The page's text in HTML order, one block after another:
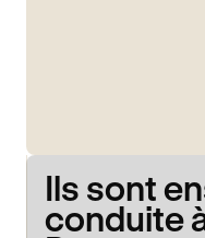
Ils sont
conduite